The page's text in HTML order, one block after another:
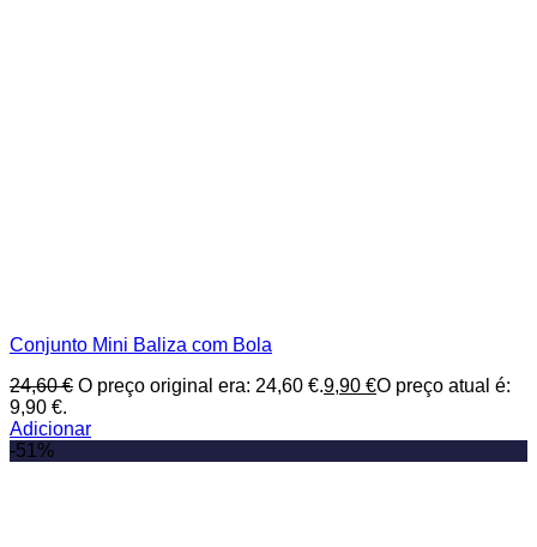
Conjunto Mini Baliza com Bola
24,60€ O preço original era: 24,60 €.9,90 €O preço atual é:
9,90 €.
Adicionar
-51%